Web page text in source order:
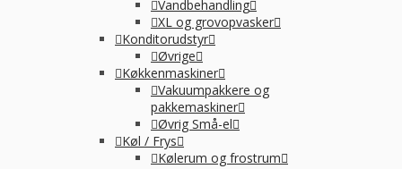
Vandbehandling
XL og grovopvasker
Konditorudstyr
Øvrige
Køkkenmaskiner
Vakuumpakkere og
pakkemaskiner
Øvrig Små-el
Køl / Frys
Kølerum og frostrum